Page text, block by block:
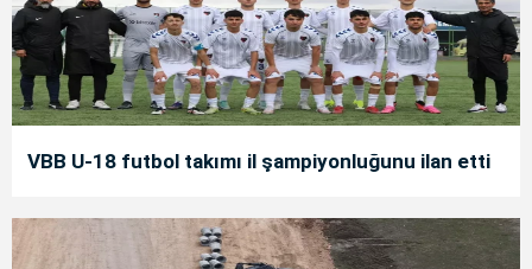
VBB U-18 futbol takımı il şampiyonluğunu ilan etti